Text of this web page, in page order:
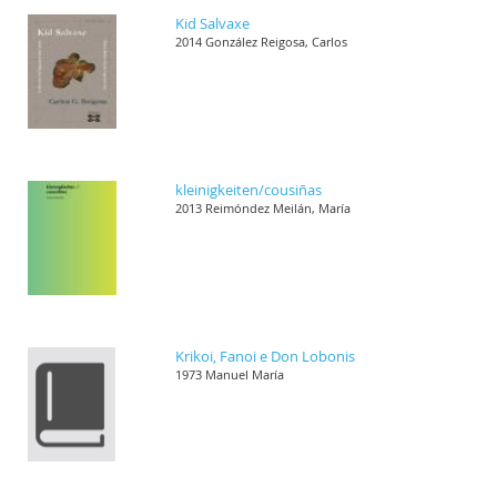
Kid Salvaxe
2014 González Reigosa, Carlos
kleinigkeiten/cousiñas
2013 Reimóndez Meilán, María
Krikoi, Fanoi e Don Lobonis
1973 Manuel María